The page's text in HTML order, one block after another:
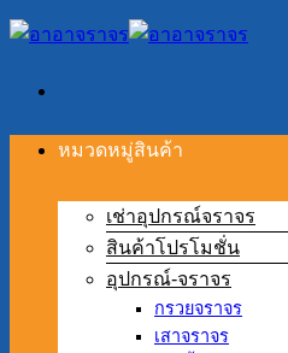
หมวดหมู่สินค้า
เช่าอุปกรณ์จราจร
สินค้าโปรโมชั่น
อุปกรณ์-จราจร
กรวยจราจร
เสาจราจร